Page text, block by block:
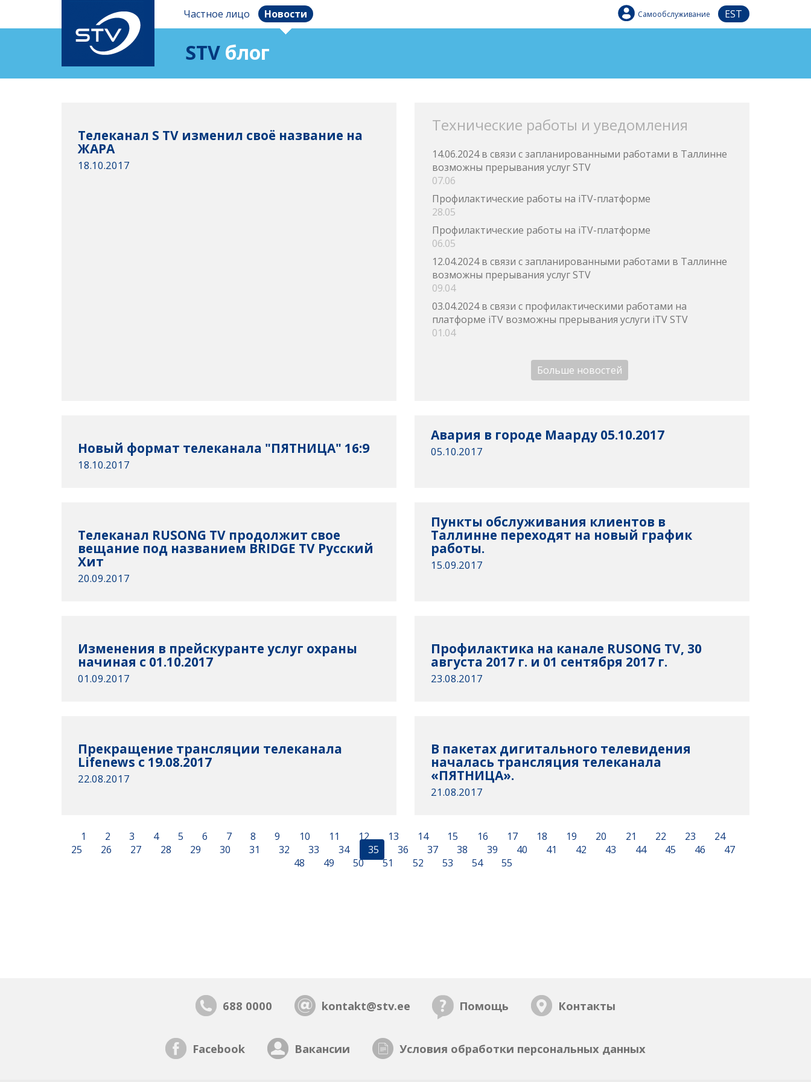
Частное лицо Новости Самообслуживание EST
STV блог
Телеканал S TV изменил своё название на
ЖАРА
18.10.2017
Технические работы и уведомления
14.06.2024 в связи с запланированными работами в Таллинне
возможны прерывания услуг STV
07.06
Профилактические работы на iTV-платформе
28.05
Профилактические работы на iTV-платформе
06.05
12.04.2024 в связи с запланированными работами в Таллинне
возможны прерывания услуг STV
09.04
03.04.2024 в связи с профилактическими работами на
платформе iTV возможны прерывания услуги iTV STV
01.04
Больше новостей
Новый формат телеканала "ПЯТНИЦА" 16:9
18.10.2017
Авария в городе Маарду 05.10.2017
05.10.2017
Телеканал RUSONG TV продолжит свое
вещание под названием BRIDGE TV Русский
Хит
20.09.2017
Пункты обслуживания клиентов в
Таллинне переходят на новый график
работы.
15.09.2017
Изменения в прейскуранте услуг охраны
начиная с 01.10.2017
01.09.2017
Профилактика на канале RUSONG TV, 30
августа 2017 г. и 01 сентября 2017 г.
23.08.2017
Прекращение трансляции телеканала
Lifenews с 19.08.2017
22.08.2017
В пакетах дигитального телевидения
началась трансляция телеканала
«ПЯТНИЦА».
21.08.2017
1 2 3 4 5 6 7 8 9 10 11 12 13 14 15 16 17 18 19 20 21 22 23
24
25
26 27 28 29 30 31 32 33 34 35 36 37 38 39 40 41 42 43 44 45 46
47
48
49 50 51 52 53 54 55
688 0000 kontakt@stv.ee Помощь Контакты
Facebook Вакансии Условия обработки персональных данных